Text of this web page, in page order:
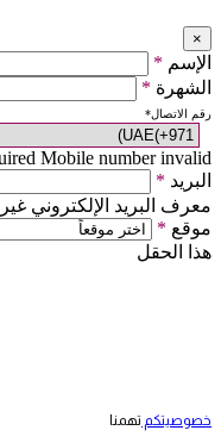
×
الإسم *
الشهرة *
رقم الاتصال*
Mobile number invalid
البريد *
معرف البريد الإلكتروني
موقع *
هذا الحقل
خصوصيتكم تهمنا